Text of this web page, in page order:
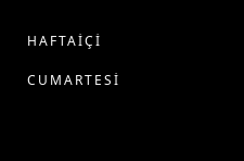
HAFTAİÇİ
CUMARTESİ